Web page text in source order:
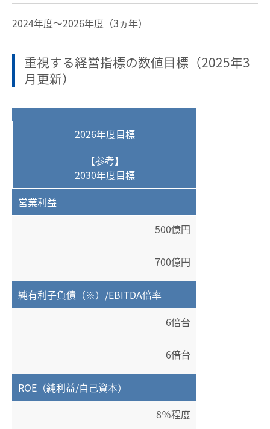
2024年度～2026年度（3ヵ年）
重視する経営指標の数値目標（2025年3
月更新）
2026年度目標
【参考】
2030年度目標
営業利益
500億円
700億円
純有利子負債（※）/EBITDA倍率
6倍台
6倍台
ROE（純利益/自己資本）
8％程度